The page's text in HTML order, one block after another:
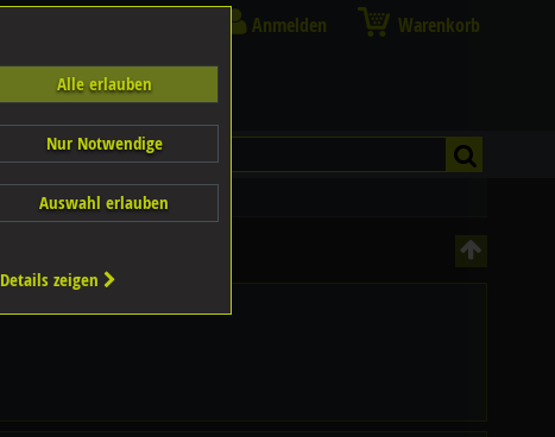
Anmelden Warenkorb
Alle erlauben
Nur Notwendige
Auswahl erlauben
Details zeigen